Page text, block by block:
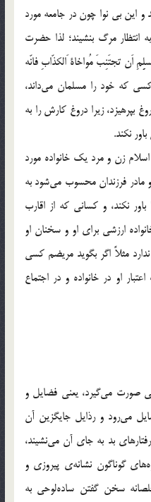
بی نوا چون در جامعه مورد
انتظار مرگ بنشیند؛ لذا حضرت
اَن تجتَنِبَ مُواخاة َالکذّابِ فانّه
که خود را مسلمان می‌داند،
بپرهیزد، زیرا دروغ کارش را به
نکند.
زن و مرد یک خانواده مورد
مادر فرزندان محسوب می‌شود به
نکند، و کسانی که از اقارب
ارزشی برای او و سخنان او
مثلاً اگر بگوید مریضم کسی
او در خانواده و در اجتماع
صورت می‌گیرد، یعنی فضایل و
می‌رود و رذایل جایگزین آن
بد به جای آن می‌نشیند،
گوناگون نشانه‌ی پیروزی و
سخن گفتن ساده‌لوحی به